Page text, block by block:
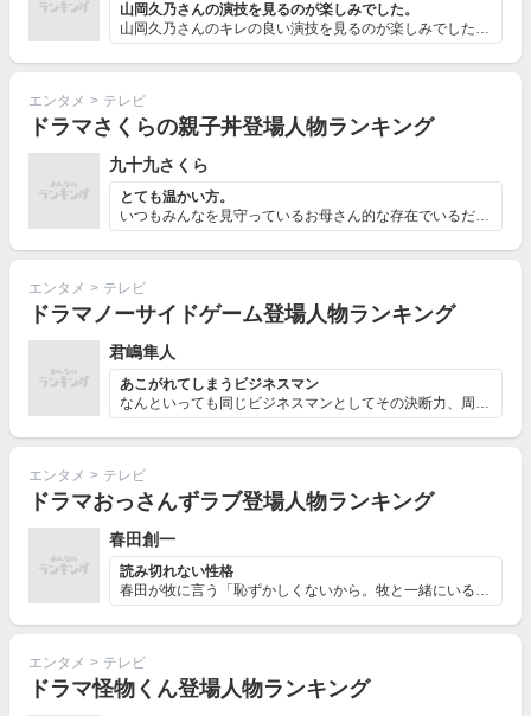
山岡久乃さんの演技を見るのが楽しみでした。
山岡久乃さんのキレの良い演技を見るのが楽しみでした。赤...
エンタメ > テレビ
ドラマさくらの親子丼登場人物ランキング
九十九さくら
とても温かい方。
いつもみんなを見守っているお母さん的な存在でいるだけで...
エンタメ > テレビ
ドラマノーサイドゲーム登場人物ランキング
君嶋隼人
あこがれてしまうビジネスマン
なんといっても同じビジネスマンとしてその決断力、周囲を...
エンタメ > テレビ
ドラマおっさんずラブ登場人物ランキング
春田創一
読み切れない性格
春田が牧に言う「恥ずかしくないから。牧と一緒にいること...
エンタメ > テレビ
ドラマ怪物くん登場人物ランキング